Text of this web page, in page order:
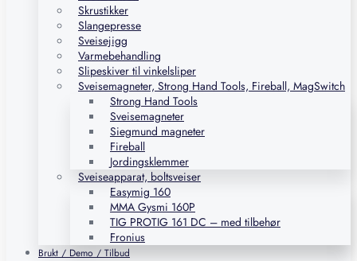
Skrustikker
Slangepresse
Sveisejigg
Varmebehandling
Slipeskiver til vinkelsliper
Sveisemagneter, Strong Hand Tools, Fireball, MagSwitch
Strong Hand Tools
Sveisemagneter
Siegmund magneter
Fireball
Jordingsklemmer
Sveiseapparat, boltsveiser
Easymig 160
MMA Gysmi 160P
TIG PROTIG 161 DC – med tilbehør
Fronius
Brukt / Demo / Tilbud